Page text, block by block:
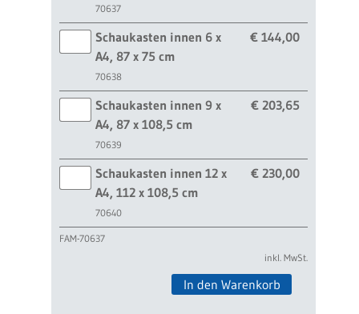
70637
Schaukasten innen 6 x
A4, 87 x 75 cm
70638
€ 144,00
Schaukasten innen 9 x
A4, 87 x 108,5 cm
70639
€ 203,65
Schaukasten innen 12 x
A4, 112 x 108,5 cm
70640
€ 230,00
FAM-70637
inkl. MwSt.
In den Warenkorb